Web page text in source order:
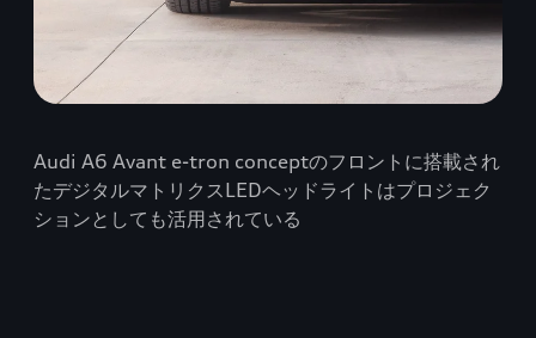
Audi A6 Avant e-tron conceptのフロントに搭載され
たデジタルマトリクスLEDヘッドライトはプロジェク
ションとしても活用されている